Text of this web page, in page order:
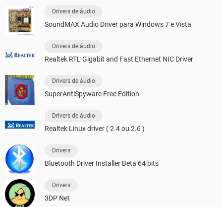
Drivers de áudio
SoundMAX Audio Driver para Windows 7 e Vista
Drivers de áudio
Realtek RTL Gigabit and Fast Ethernet NIC Driver
Drivers de áudio
SuperAntiSpyware Free Edition
Drivers de áudio
Realtek Linux driver ( 2.4 ou 2.6 )
Drivers
Bluetooth Driver Installer Beta 64 bits
Drivers
3DP Net